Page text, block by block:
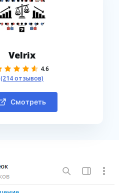
Velrix
4.6
(214 отзывов)
Смотреть